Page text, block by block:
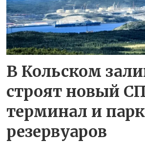
В Кольском
строят новый
терминал и парк
резервуаров